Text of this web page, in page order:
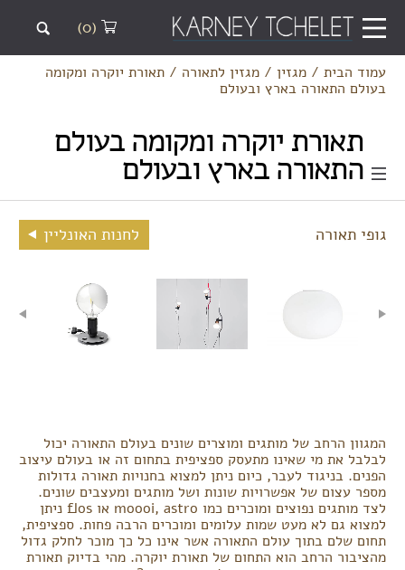
(0)
עמוד הבית/ מגזין/ מגזין לתאורה / תאורת יוקרה ומקומה
בעולם התאורה בארץ ובעולם
תאורת יוקרה ומקומה בעולם
התאורה בארץ ובעולם
גופי תאורה לחנות האונליין
המגוון הרחב של מותגים ומוצרים שונים בעולם התאורה יכול
לבלבל את מי שאינו מתעסק ספציפית בתחום זה או בעולם עיצוב
הפנים. בניגוד לעבר, כיום ניתן למצוא בחנויות תאורה גדולות
מספר עצום של אפשרויות שונות ושל מותגים ומעצבים שונים.
לצד מותגים נפוצים ומוכרים כמו moooi, astro או flos ניתן
למצוא גם לא מעט שמות עלומים ומוכרים הרבה פחות. ספציפית,
תחום שלם בתוך עולם התאורה אשר אינו כל כך מוכר לחלק גדול
מהציבור הרחב הוא התחום של תאורת יוקרה. מהי בדיוק תאורת